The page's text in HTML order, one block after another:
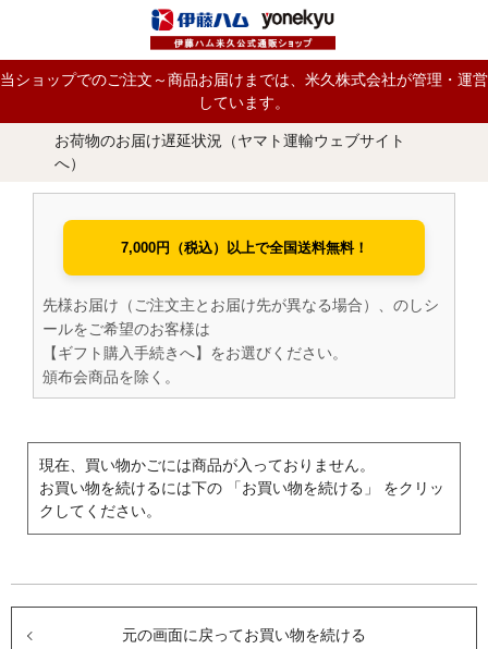
当ショップでのご注文～商品お届けまでは、米久株式会社が管理・運営
しています。
お荷物のお届け遅延状況（ヤマト運輸ウェブサイト
へ）
7,000円（税込）以上で全国送料無料！
先様お届け（ご注文主とお届け先が異なる場合）、のしシ
ールをご希望のお客様は
【ギフト購入手続きへ】をお選びください。
頒布会商品を除く。
現在、買い物かごには商品が入っておりません。
お買い物を続けるには下の 「お買い物を続ける」 をクリッ
クしてください。
元の画面に戻ってお買い物を続ける